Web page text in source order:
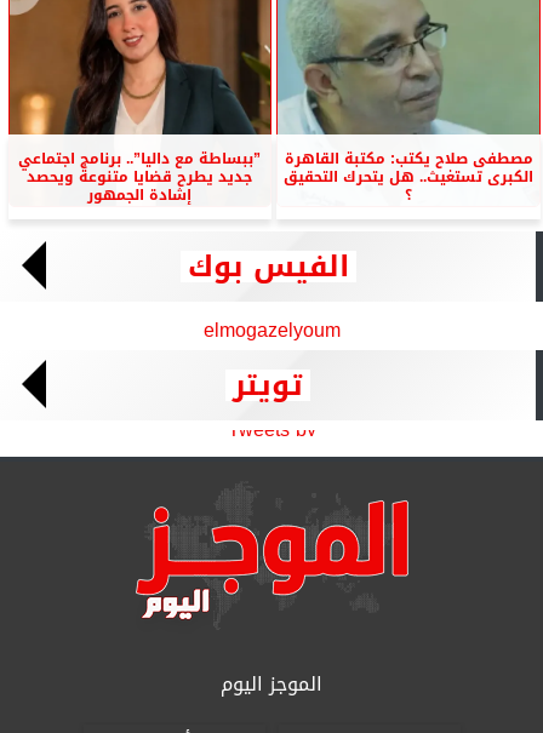
مصطفى صلاح يكتب: مكتبة القاهرة
الكبرى تستغيث.. هل يتحرك التحقيق
؟
”ببساطة مع داليا”.. برنامج اجتماعي
جديد يطرح قضايا متنوعة ويحصد
إشادة الجمهور
الفيس بوك
elmogazelyoum
تويتر
Tweets by
الموجز اليوم